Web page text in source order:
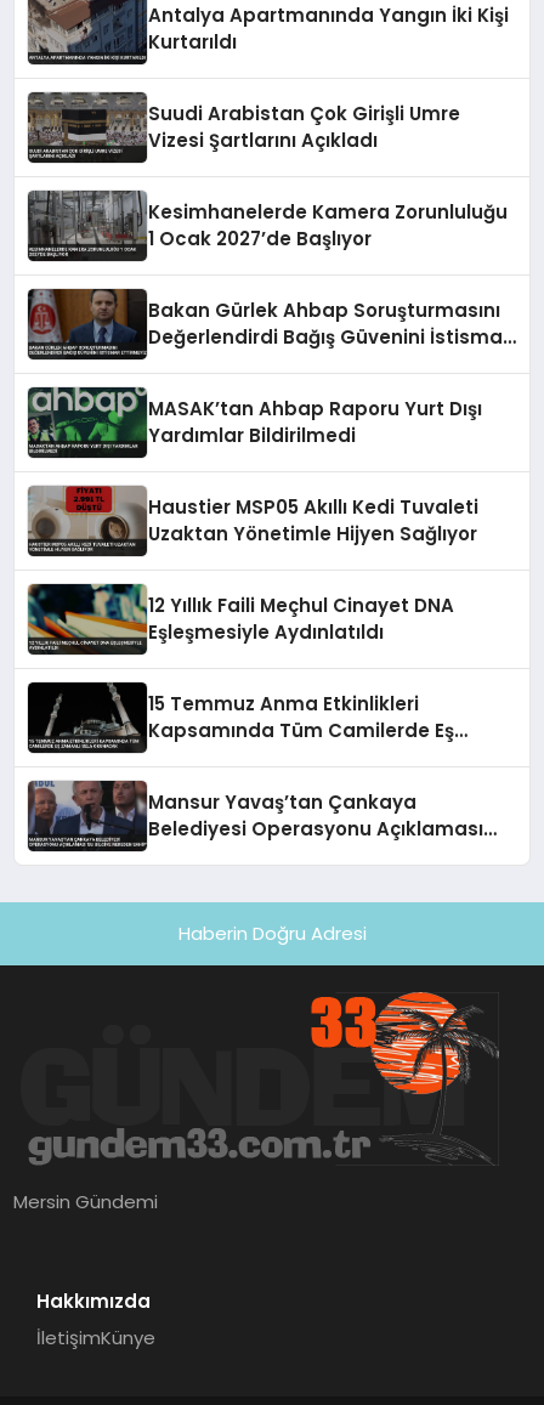
Antalya Apartmanında Yangın İki Kişi
Kurtarıldı
Suudi Arabistan Çok Girişli Umre
Vizesi Şartlarını Açıkladı
Kesimhanelerde Kamera Zorunluluğu
1 Ocak 2027’de Başlıyor
Bakan Gürlek Ahbap Soruşturmasını
Değerlendirdi Bağış Güvenini İstismar
MASAK’tan Ahbap Raporu Yurt Dışı
Yardımlar Bildirilmedi
Haustier MSP05 Akıllı Kedi Tuvaleti
Uzaktan Yönetimle Hijyen Sağlıyor
12 Yıllık Faili Meçhul Cinayet DNA
Eşleşmesiyle Aydınlatıldı
15 Temmuz Anma Etkinlikleri
Kapsamında Tüm Camilerde Eş
Mansur Yavaş’tan Çankaya
Belediyesi Operasyonu Açıklaması
Haberin Doğru Adresi
Mersin Gündemi
Hakkımızda
İletişimKünye